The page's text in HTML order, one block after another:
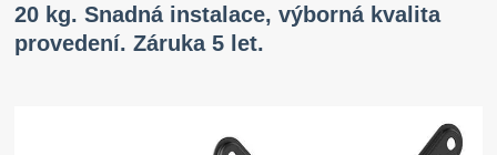
20 kg. Snadná instalace, výborná kvalita
provedení. Záruka 5 let.